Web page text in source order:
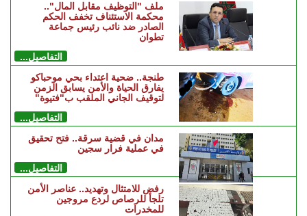
ملف "التوظيف مقابل المال"..
محكمة الاستئناف تخفف الحكم
الصادر ضد نائب رئيس جماعة
تطوان
التفاصيل...
طنجة.. ضحية اعتداء بحي موحباكو
يفارق الحياة والأمن يسابق الزمن
لتوقيف الجاني الملقب ب"فتيوة"
التفاصيل...
مدان في قضية سرقة.. فتح تحقيق
في عملية فرار سجين
التفاصيل...
رفض للامتثال وتهديد.. عناصر الأمن
تلجأ للرصاص لردع مروجين
للمخدرات